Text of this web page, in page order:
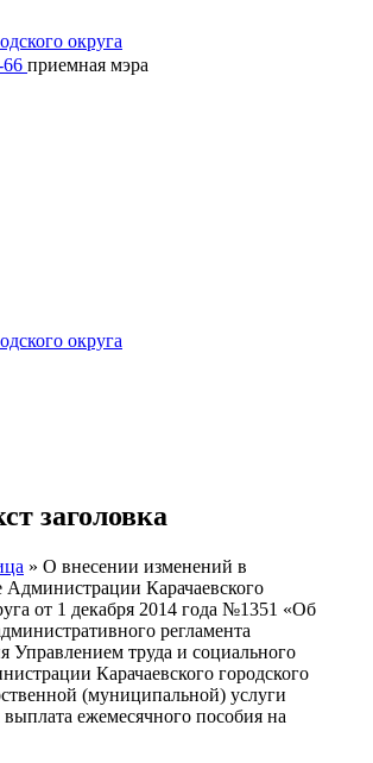
округа
66 приемная мэра
округа
заголовка
» О внесении изменений в
Администрации Карачаевского
от 1 декабря 2014 года №1351 «Об
регламента
Управлением труда и социального
Карачаевского городского
(муниципальной) услуги
ежемесячного пособия на